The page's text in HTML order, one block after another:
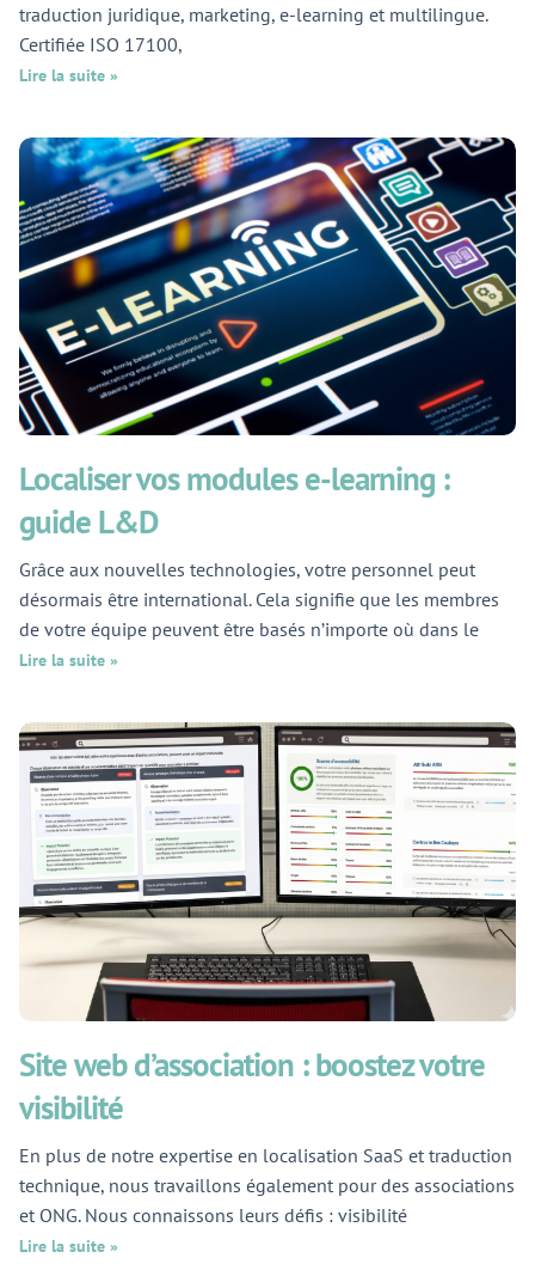
traduction juridique, marketing, e-learning et multilingue.
Certifiée ISO 17100,
Lire la suite »
Localiser vos modules e-learning :
guide L&D
Grâce aux nouvelles technologies, votre personnel peut
désormais être international. Cela signifie que les membres
de votre équipe peuvent être basés n’importe où dans le
Lire la suite »
Site web d’association : boostez votre
visibilité
En plus de notre expertise en localisation SaaS et traduction
technique, nous travaillons également pour des associations
et ONG. Nous connaissons leurs défis : visibilité
Lire la suite »